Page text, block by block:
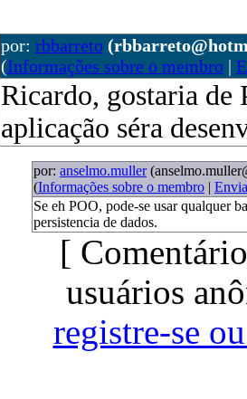
por: rbbarreto
(Informações sobre o membro|
Ricardo, gostaria de
aplicação séra
por: anselmo.muller
(Informações sobre o membro |
Se eh POO, pode-se usar qualquer
persistencia de dados.
[
usuários
registre-se